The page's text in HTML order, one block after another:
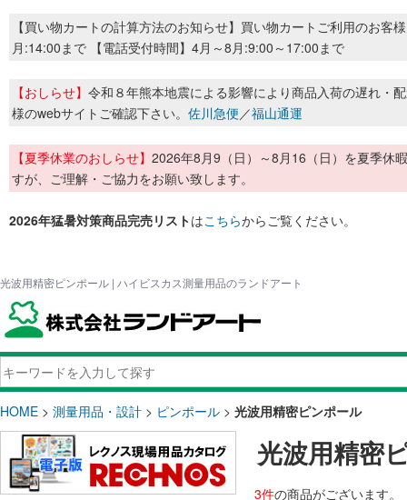
【買い物カートの計算方法のお知らせ】買い物カートご利用のお客
月:14:00まで 【電話受付時間】4月～8月:9:00～17:00まで
【おしらせ】 令和８年熊本地震による影響により商品入荷の遅れ・
様のwebサイトご確認下さい。 佐川急便／福山通運
【夏季休業のおしらせ】 2026年8月9（日）～8月16（日）を夏季休
すが、ご理解・ご協力をお願い致します。
2026年猛暑対策商品完売リストはこちらからご覧ください。
光波用精密ピンポール | ハイビスカス測量用品のランドアート
HOME > 測量用品・設計 > ピンポール > 光波用精密ピンポール
光波用精密
3件の商品がございます。